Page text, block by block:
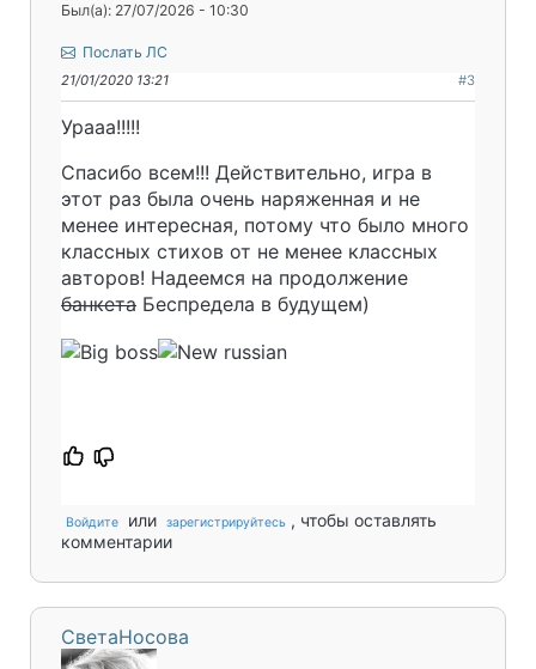
Был(а): 27/07/2026 - 10:30
Послать ЛС
21/01/2020 13:21 #3
Урааа!!!!!
Спасибо всем!!! Действительно, игра в
этот раз была очень наряженная и не
менее интересная, потому что было много
классных стихов от не менее классных
авторов! Надеемся на продолжение
банкета Беспредела в будущем)
Войдите или зарегистрируйтесь , чтобы оставлять
комментарии
СветаНосова